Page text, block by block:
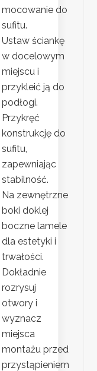
mocowanie do
sufitu.
Ustaw ściankę
w docelowym
miejscu i
przykleić ją do
podłogi.
Przykręć
konstrukcję do
sufitu,
zapewniając
stabilność.
Na zewnętrzne
boki doklej
boczne lamele
dla estetyki i
trwałości.
Dokładnie
rozrysuj
otwory i
wyznacz
miejsca
montażu przed
przystąpieniem